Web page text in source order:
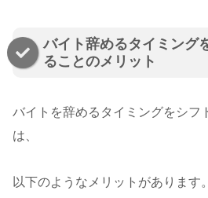
バイト辞めるタイミング
ることのメリット
バイトを辞めるタイミングをシフ
は、
以下のようなメリットがあります。